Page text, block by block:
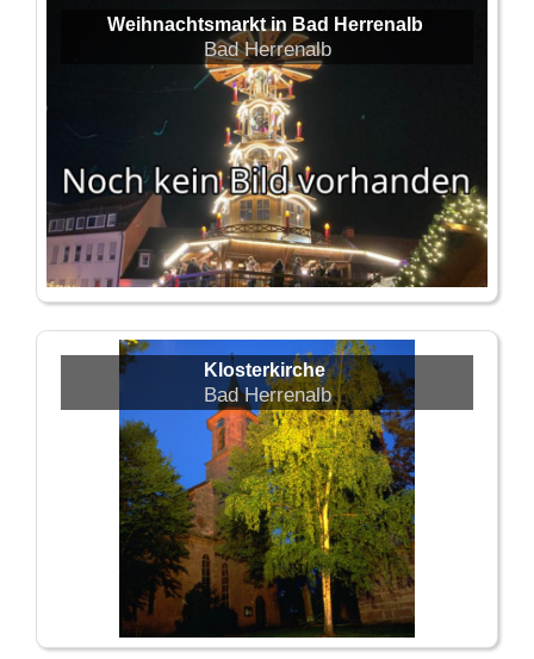
Weihnachtsmarkt in Bad Herrenalb
Bad Herrenalb
Klosterkirche
Bad Herrenalb